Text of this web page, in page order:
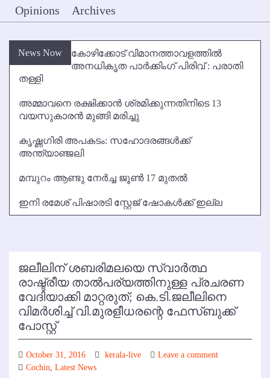
Opinions
Archives
News Now
കോഴിക്കോട് വിമാനത്താവളത്തില്‍
അനധികൃത പാര്‍ക്കിംഗ് പിരിവ് : പരാതി
തള്ളി
അമ്മാവനെ രക്ഷിക്കാന്‍ ശ്രമിക്കുന്നതിനിടെ 13
വയസുകാരന്‍ മുങ്ങി മരിച്ചു
കൃഷ്ണഗിരി അപകടം: സഹോദരങ്ങള്‍ക്ക്
അന്ത്യാഞ്ജലി
മമ്പുറം ആണ്ടു നേര്‍ച്ച ജൂണ്‍ 17 മുതല്‍
ഇനി രമേശ് പിഷാരടി സ്റ്റേജ് ഷോകള്‍ക്ക് ഇല്ല
ജലീലിന് ശബരിമലയെ സ്വാര്‍ത്ഥ
രാഷ്ട്രീയ താല്‍പര്യത്തിനുള്ള പ്രചരണ
വേദിയാക്കി മാറ്റരുത്; കെ.ടി.ജലീലിനെ
വിമര്‍ശിച്ച് വി.മുരളീധരന്റെ ഫേസ്ബുക്ക്
പോസ്റ്റ്
October 31, 2016 kerala-live
Leave a comment
Cochin, Latest News